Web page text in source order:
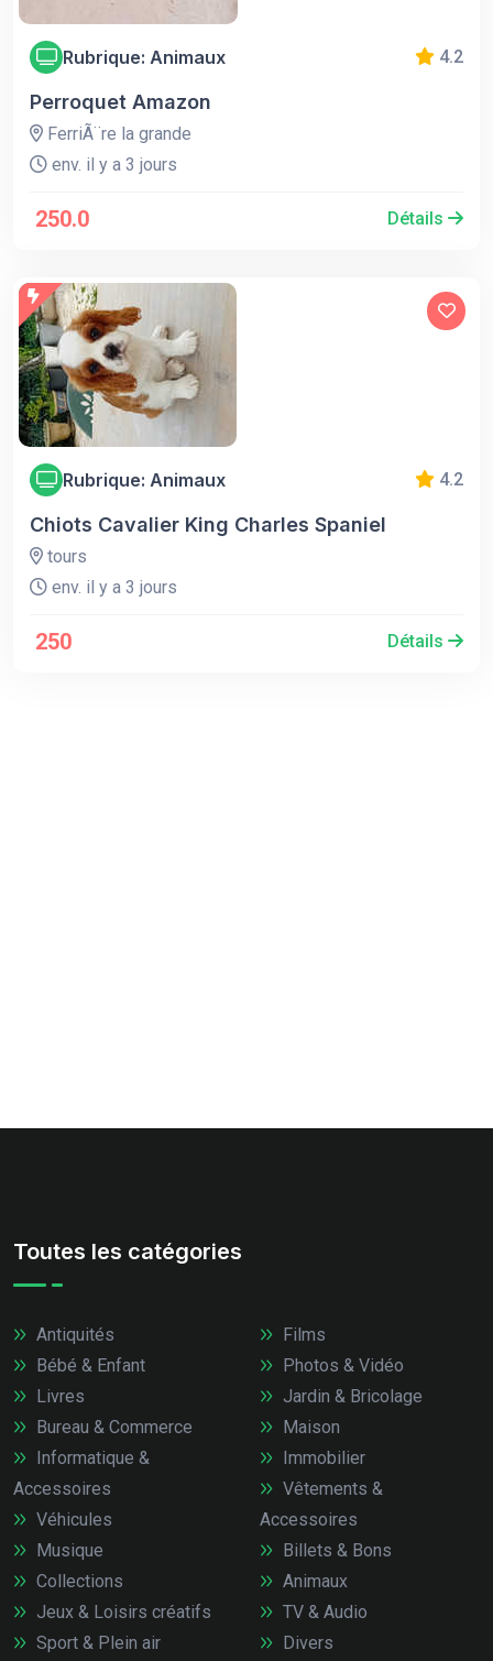
Rubrique: Animaux 4.2
Perroquet Amazon
FerriÃ¨re la grande
env. il y a 3 jours
250.0 Détails
Rubrique: Animaux 4.2
Chiots Cavalier King Charles Spaniel
tours
env. il y a 3 jours
250 Détails
Toutes les catégories
Antiquités
Bébé & Enfant
Livres
Bureau & Commerce
Informatique &
Accessoires
Véhicules
Films
Photos & Vidéo
Jardin & Bricolage
Maison
Immobilier
Vêtements &
Accessoires
Musique
Collections
Jeux & Loisirs créatifs
Sport & Plein air
Billets & Bons
Animaux
TV & Audio
Divers